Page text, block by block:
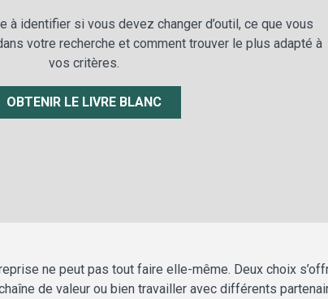
à identifier si vous devez changer d’outil, ce que vous
votre recherche et comment trouver le plus adapté à
vos critères.
OBTENIR LE LIVRE BLANC
ne peut pas tout faire elle-même. Deux choix
de valeur ou bien travailler avec différents